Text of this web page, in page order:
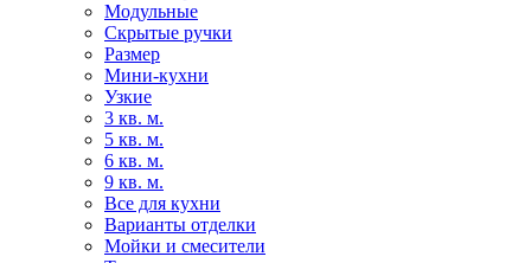
Модульные
Скрытые ручки
Размер
Мини-кухни
Узкие
3 кв. м.
5 кв. м.
6 кв. м.
9 кв. м.
Все для кухни
Варианты отделки
Мойки и смесители